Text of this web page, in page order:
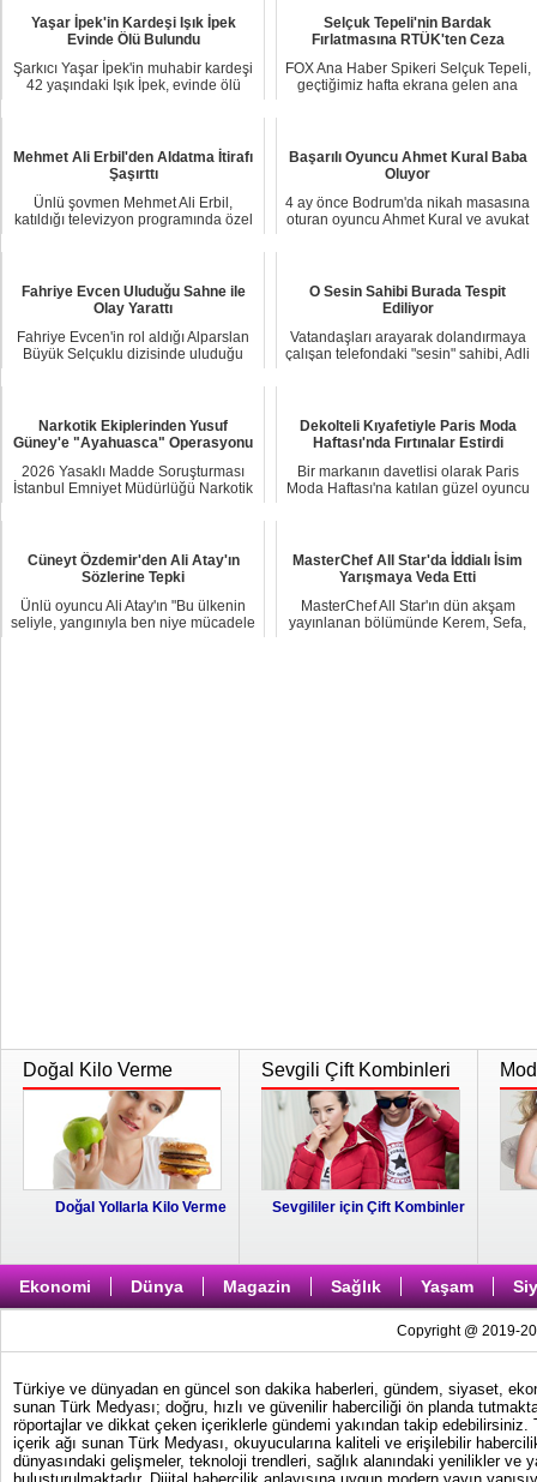
Yaşar İpek'in Kardeşi Işık İpek
Evinde Ölü Bulundu
Şarkıcı Yaşar İpek'in muhabir kardeşi
42 yaşındaki Işık İpek, evinde ölü
Selçuk Tepeli'nin Bardak
Fırlatmasına RTÜK'ten Ceza
FOX Ana Haber Spikeri Selçuk Tepeli,
geçtiğimiz hafta ekrana gelen ana
Mehmet Ali Erbil'den Aldatma İtirafı
Şaşırttı
Ünlü şovmen Mehmet Ali Erbil,
katıldığı televizyon programında özel
Başarılı Oyuncu Ahmet Kural Baba
Oluyor
4 ay önce Bodrum'da nikah masasına
oturan oyuncu Ahmet Kural ve avukat
Fahriye Evcen Uluduğu Sahne ile
Olay Yarattı
Fahriye Evcen'in rol aldığı Alparslan
Büyük Selçuklu dizisinde uluduğu
O Sesin Sahibi Burada Tespit
Ediliyor
Vatandaşları arayarak dolandırmaya
çalışan telefondaki "sesin" sahibi, Adli
Narkotik Ekiplerinden Yusuf
Güney'e "Ayahuasca" Operasyonu
2026 Yasaklı Madde Soruşturması
İstanbul Emniyet Müdürlüğü Narkotik
Dekolteli Kıyafetiyle Paris Moda
Haftası'nda Fırtınalar Estirdi
Bir markanın davetlisi olarak Paris
Moda Haftası'na katılan güzel oyuncu
Cüneyt Özdemir'den Ali Atay'ın
Sözlerine Tepki
Ünlü oyuncu Ali Atay'ın "Bu ülkenin
seliyle, yangınıyla ben niye mücadele
MasterChef All Star'da İddialı İsim
Yarışmaya Veda Etti
MasterChef All Star'ın dün akşam
yayınlanan bölümünde Kerem, Sefa,
Doğal Kilo Verme
Doğal Yollarla Kilo Verme
Sevgili Çift Kombinleri
Sevgililer için Çift Kombinler
Ekonomi Dünya Magazin Sağlık Yaşam
Copyright @ 2019-
Türkiye ve dünyadan en güncel son dakika haberleri, gündem, siyaset,
sunan Türk Medyası; doğru, hızlı ve güvenilir haberciliği ön planda
röportajlar ve dikkat çeken içeriklerle gündemi yakından takip
içerik ağı sunan Türk Medyası, okuyucularına kaliteli ve erişilebilir
dünyasındaki gelişmeler, teknoloji trendleri, sağlık alanındaki yenilikler